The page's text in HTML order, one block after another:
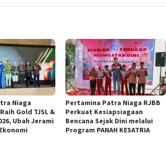
Niaga
Gold TJSL &
Ubah Jerami
Pertamina Patra Niaga RJBB
Perkuat Kesiapsiagaan
Bencana Sejak Dini melalui
Program PANAH KESATRIA